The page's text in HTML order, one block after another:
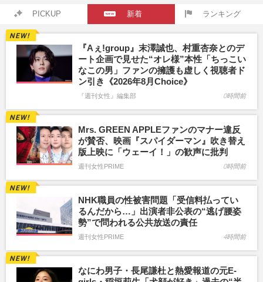
PICKUP 新着 ランキング
『Aぇ!group』末澤誠也、村重杏奈とのデ
ート企画で見せた“オレ様”本性「ちっこい
なこの男」ファンの擁護も虚しく視聴者ド
ン引き《2026年8月Choice》
『週刊女性』編集部 0時間前
Mrs. GREEN APPLEファンのマナー違反
が賛否、映画『スパイダーマン』吹き替え
版上映に「ウェーイ！」の歓声に批判
週刊女性PRIME 0時間前
NHK職員の性被害問題「受信料払ってい
るんだから…」出演者非公表の“逃げ腰姿
勢”で問われる公共放送の責任
週刊女性PRIME 4時間前
なにわ男子・長尾謙杜と熱愛報道の元E-